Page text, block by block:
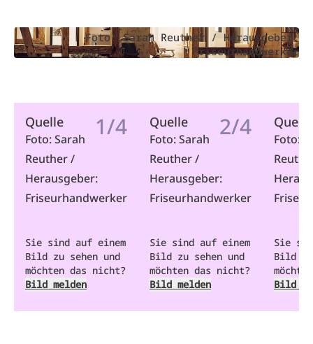
Foto: Sarah Reuther / Herausgeber:
Friseurhandwerker
1/4
Quelle
Foto: Sarah
Reuther /
Herausgeber:
Friseurhandwerker
Sie sind auf einem
Bild zu sehen und
möchten das nicht?
Bild melden
2/4
Quelle
Foto: Sarah
Reuther /
Herausgeber:
Friseurhandwerker
Sie sind auf einem
Bild zu sehen und
möchten das nicht?
Bild melden
Quelle
Foto:
Sie
Bild
Bild